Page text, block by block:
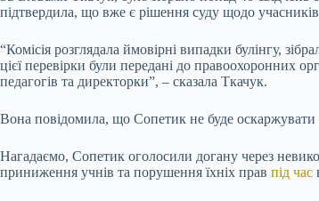
підтвердила, що вже є рішення суду щодо
“Комісія розглядала ймовірні випадки булінгу,
цієї перевірки були передані до правоохоронних
педагогів та директорки”, – сказала Ткачук.
Вона повідомила, що Сопетик не буде оскаржувати
Нагадаємо, Сопетик оголосили догану через
приниження учнів та порушення їхніх прав під час